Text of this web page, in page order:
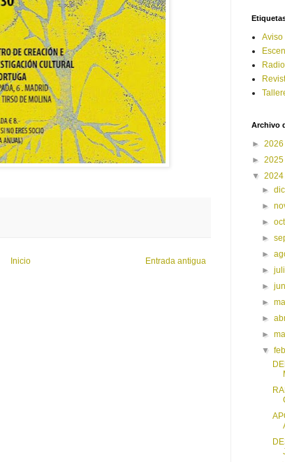
Entrada antigua
Inicio
Aviso
Radio
Archivo
► 2026
► 2025
▼ 2024
►
►
►
►
►
►
►
►
►
►
▼